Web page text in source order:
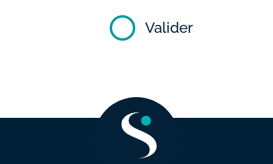
Valider